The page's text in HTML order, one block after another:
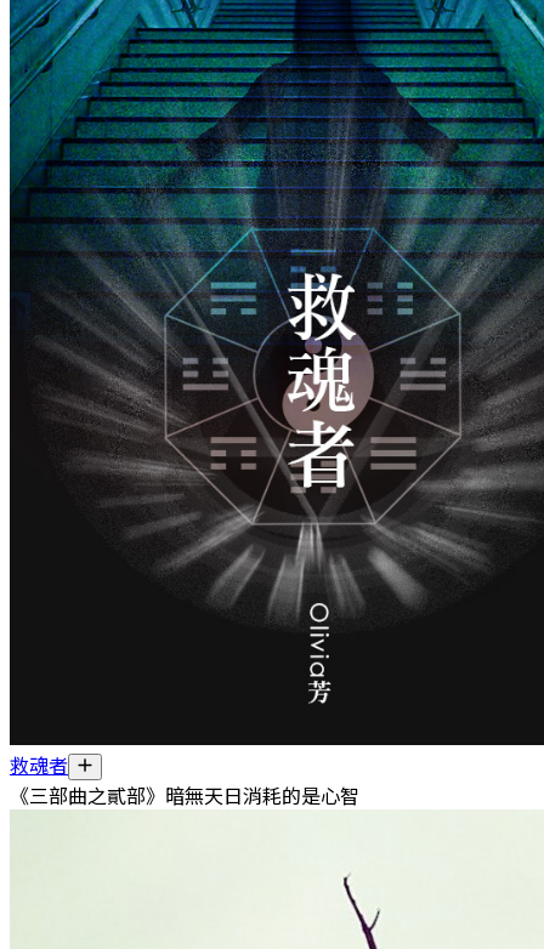
救魂者
《三部曲之貳部》暗無天日消耗的是心智